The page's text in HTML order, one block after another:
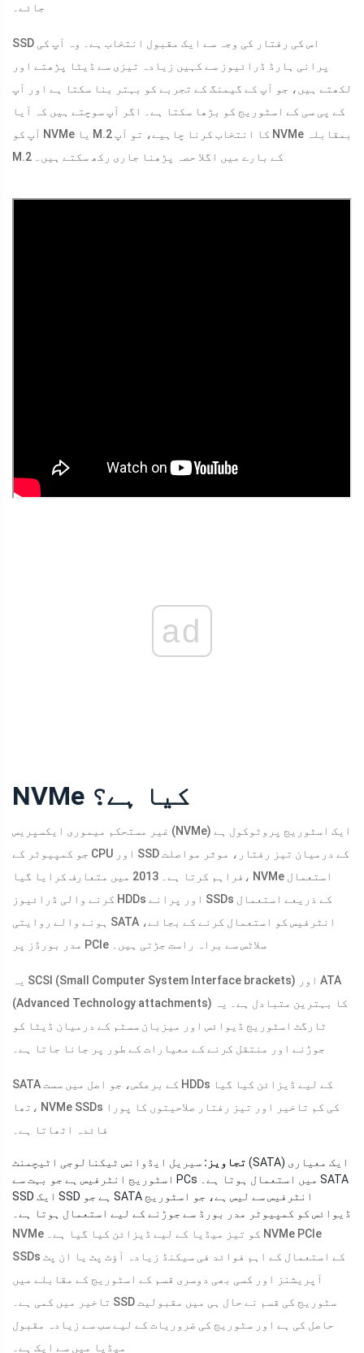
جائے۔
SSD اس کی رفتار کی وجہ سے ایک مقبول انتخاب ہے۔ وہ آپ کی
پرانی ہارڈ ڈرائیوز سے کہیں زیادہ تیزی سے ڈیٹا پڑھتے اور
لکھتے ہیں، جو آپ کے گیمنگ کے تجربے کو بہتر بنا سکتا ہے اور آپ
کے پی سی کے اسٹوریج کو بڑھا سکتا ہے۔ اگر آپ سوچتے ہیں کہ آیا
آپ کو NVMe یا M.2 کا انتخاب کرنا چاہیے، تو آپ NVMe بمقابلہ
M.2 کے بارے میں اگلا حصہ پڑھنا جاری رکھ سکتے ہیں۔
ad
NVMe کیا ہے؟
غیر مستحکم میموری ایکسپریس (NVMe) ایک اسٹوریج پروٹوکول ہے
جو کمپیوٹر کے CPU اور SSD کے درمیان تیز رفتار، موثر مواصلت
فراہم کرتا ہے۔ 2013 میں متعارف کرایا گیا، NVMe استعمال
کرنے والی ڈرائیوز HDDs اور پرانے SSDs کے ذریعے استعمال
ہونے والے روایتی SATA انٹرفیس کو استعمال کرنے کے بجائے،
مدر بورڈز پر PCIe سلاٹس سے براہ راست جڑتی ہیں۔
یہ SCSI (Small Computer System Interface brackets) اور ATA
(Advanced Technology attachments) کا بہترین متبادل ہے۔ یہ
ٹارگٹ اسٹوریج ڈیوائس اور میزبان سسٹم کے درمیان ڈیٹا کو
جوڑنے اور منتقل کرنے کے معیارات کے طور پر جانا جاتا ہے۔
SATA کے برعکس، جو اصل میں سست HDDs کے لیے ڈیزائن کیا گیا
تھا، NVMe SSDs کی کم تاخیر اور تیز رفتار صلاحیتوں کا پورا
فائدہ اٹھاتا ہے۔
تجاویز: سیریل ایڈوانس ٹیکنالوجی اٹیچمنٹ (SATA) ایک معیاری
اسٹوریج انٹرفیس ہے جو بہت سے PCs میں استعمال ہوتا ہے۔ SATA
SSD ایک SSD ہے جو SATA انٹرفیس سے لیس ہے، جو اسٹوریج
ڈیوائس کو کمپیوٹر مدر بورڈ سے جوڑنے کے لیے استعمال ہوتا ہے۔
NVMe کو تیز میڈیا کے لیے ڈیزائن کیا گیا ہے۔ NVMe PCIe
SSDs کے استعمال کے اہم فوائد فی سیکنڈ زیادہ آؤٹ پٹ یا ان پٹ
آپریشنز اور کسی بھی دوسری قسم کے اسٹوریج کے مقابلے میں
تاخیر میں کمی ہے۔ SSD سٹوریج کی قسم نے حال ہی میں مقبولیت
حاصل کی ہے اور سٹوریج کی ضروریات کے لیے سب سے زیادہ مقبول
میڈیا میں سے ایک ہے۔